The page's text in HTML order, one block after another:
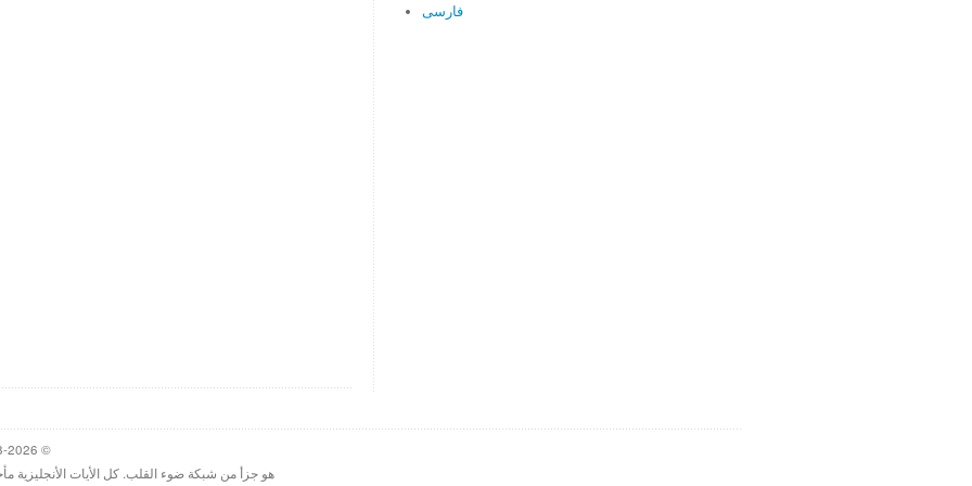
فارسی
© 1998-2026 Heartlight, Inc. Verseoftheday.com
هو جزأ من شبكة ضوء القلب. كل الأيات الأنجليزية